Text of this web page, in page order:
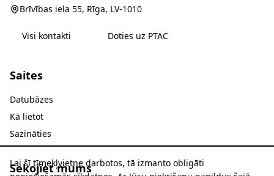
Brīvības iela 55, Rīga, LV-1010
Visi kontakti Doties uz PTAC
Saites
Datubāzes
Kā lietot
Sazināties
Sekojiet mums
Lai šī tīmekļvietne darbotos, tā izmanto obligāti